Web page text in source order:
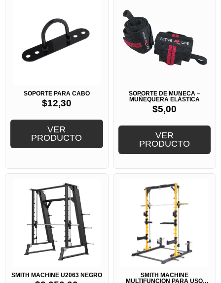
SOPORTE PARA CABO
$12,30
VER
PRODUCTO
SOPORTE DE MUÑECA –
MUÑEQUERA ELÁSTICA
$5,00
VER
PRODUCTO
SMITH MACHINE U2063 NEGRO
SMITH MACHINE
MULTIFUNCION PARA USO